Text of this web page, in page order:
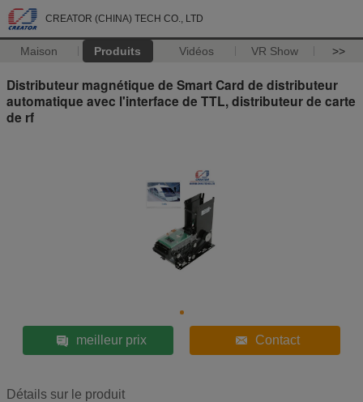
CREATOR (CHINA) TECH CO., LTD
Maison Produits Vidéos VR Show >>
Distributeur magnétique de Smart Card de distributeur
automatique avec l'interface de TTL, distributeur de carte
de rf
meilleur prix Contact
Détails sur le produit